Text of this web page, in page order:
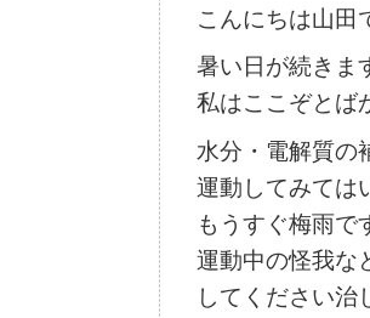
こんにちは山田
暑い日が続きま
私はここぞとば
水分・電解質の
運動してみては
もうすぐ梅雨
運動中の怪我な
してください治